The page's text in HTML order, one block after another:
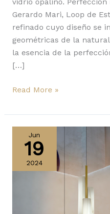
Gerardo Mari, Loop de
refinado cuyo diseño se
geométricas de la
la esencia de la
[…]
Read More »
Jun
19
2024
LZF:
luminosidad